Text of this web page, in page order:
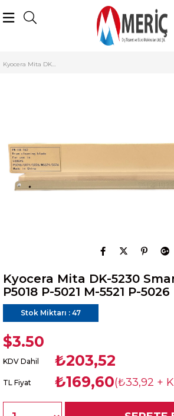
Kyocera Mita Drum Blade
Kyocera Mita DK-5230 Smart Drum Blade P5018 P-5021 M-5521 P-5026 M-5526 C-3321
Kyocera Mita DK-5230
P5018 P-5021 M-5521 P-
Stok Miktarı : 47
$3.50
KDV Dahil ₺203,52
TL Fiyat ₺169,60(₺33,92 +